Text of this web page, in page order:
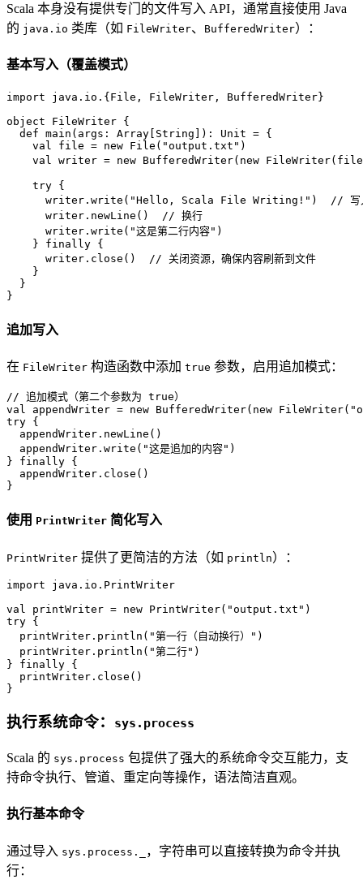
Scala 本身没有提供专门的文件写入 API，通常直接使用 Java
的 java.io 类库（如 FileWriter、 BufferedWriter）：
基本写入（覆盖模式）
import java.io.{File , FileWriter , BufferedWriter}
object
FileWriter {
def main (args: Array [ String ]): Unit = {
val
file = new File ( "output.txt" )
val
writer = new BufferedWriter( new FileWriter
try {
      writer.write(
"Hello, Scala File Writing!" )
// 写
      writer.newLine()
// 换行
      writer.write(
"这是第二行内容" )
    }
finally {
      writer.close()
// 关闭资源，确保内容刷新到文件
    }
  }
}
追加写入
在 FileWriter 构造函数中添加 true 参数，启用追加模式：
// 追加模式（第二个参数为 true）
val appendWriter = new BufferedWriter( new FileWriter(
try {
  appendWriter.newLine()
  appendWriter.write(
"这是追加的内容" )
} finally {
  appendWriter.close()
}
使用 PrintWriter 简化写入
PrintWriter 提供了更简洁的方法（如 println）：
import java.io. PrintWriter
val
printWriter = new PrintWriter( "output.txt"
try {
  printWriter.println(
"第一行（自动换行）" )
  printWriter.println(
"第二行" )
} finally {
  printWriter.close()
}
执行系统命令： sys.process
Scala 的 sys.process 包提供了强大的系统命令交互能力，支
持命令执行、管道、重定向等操作，语法简洁直观。
执行基本命令
通过导入 sys.process._
，字符串可以直接转换为命令并执
行：